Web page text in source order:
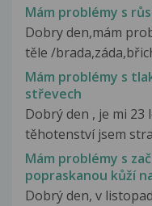
Mám problémy s
Dobry den,mám
těle /
Mám problémy s
střevech
Dobrý den , je mi 23
těhotenství jsem
Mám problémy s
popraskanou kůží
Dobrý den, v